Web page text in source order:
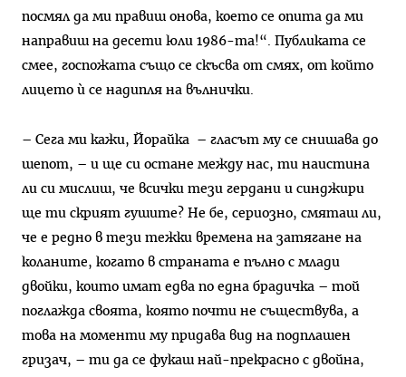
посмял да ми правиш онова, което се опита да ми
направиш на десети юли 1986-та!“. Публиката се
смее, госпожата също се скъсва от смях, от който
лицето ѝ се надипля на вълнички.
– Сега ми кажи, Йорайка – гласът му се снишава до
шепот, – и ще си остане между нас, ти наистина
ли си мислиш, че всички тези гердани и синджири
ще ти скрият гушите? Не бе, сериозно, смяташ ли,
че е редно в тези тежки времена на затягане на
коланите, когато в страната е пълно с млади
двойки, които имат едва по една брадичка – той
поглажда своята, която почти не съществува, а
това на моменти му придава вид на подплашен
гризач, – ти да се фукаш най-прекрасно с двойна,